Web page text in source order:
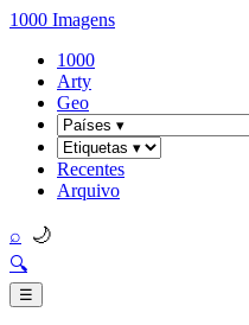
1000 Imagens
1000
Arty
Geo
Recentes
Arquivo
⌕ 🌙
🔍
☰